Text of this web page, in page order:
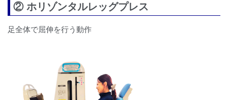
② ホリゾンタルレッグプレス
足全体で屈伸を行う動作